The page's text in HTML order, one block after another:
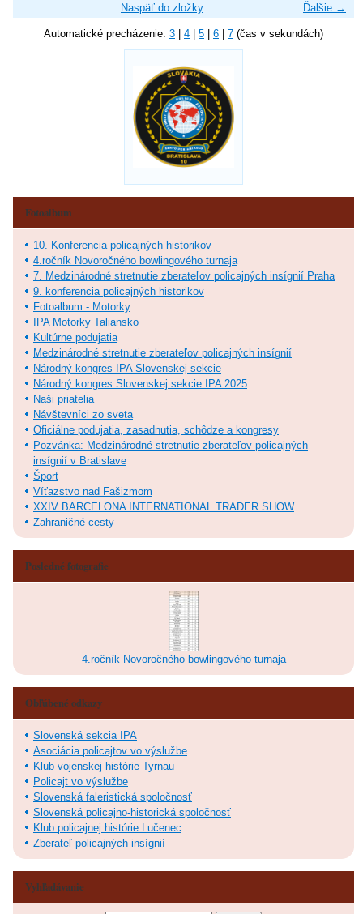
Ďalšie →
Naspäť do zložky
Automatické precházenie: 3 4 5 6 7 (čas v sekundách)
Fotoalbum
10. Konferencia policajných historikov
4.ročník Novoročného bowlingového turnaja
7. Medzinárodné stretnutie zberateľov policajných insígnií Praha
9. konferencia policajných historikov
Fotoalbum - Motorky
IPA Motorky Taliansko
Kultúrne podujatia
Medzinárodné stretnutie zberateľov policajných insígnií
Národný kongres IPA Slovenskej sekcie
Národný kongres Slovenskej sekcie IPA 2025
Naši priatelia
Návštevníci zo sveta
Oficiálne podujatia, zasadnutia, schôdze a kongresy
Pozvánka: Medzinárodné stretnutie zberateľov policajných
insígnií v Bratislave
Šport
Víťazstvo nad Fašizmom
XXIV BARCELONA INTERNATIONAL TRADER SHOW
Zahraničné cesty
Posledné fotografie
4.ročník Novoročného bowlingového turnaja
Obľúbené odkazy
Slovenská sekcia IPA
Asociácia policajtov vo výslužbe
Klub vojenskej histórie Tyrnau
Policajt vo výslužbe
Slovenská faleristická spoločnosť
Slovenská policajno-historická spoločnosť
Klub policajnej histórie Lučenec
Zberateľ policajných insígnií
Vyhľadávanie